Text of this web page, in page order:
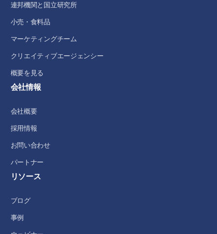
連邦機関と国立研究所
小売・食料品
マーケティングチーム
クリエイティブエージェンシー
概要を見る
会社情報
会社概要
採用情報
お問い合わせ
パートナー
リソース
ブログ
事例